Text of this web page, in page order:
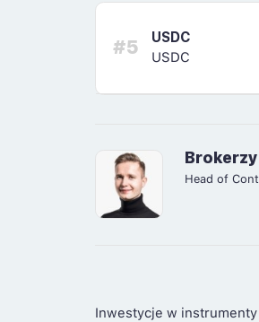
#5
USDC
USDC
Head of
Inwestycje w